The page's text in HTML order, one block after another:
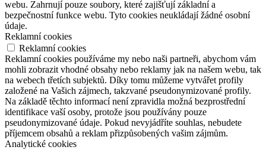
webu. Zahrnují pouze soubory, které zajišťují základní a
bezpečnostní funkce webu. Tyto cookies neukládají žádné osobní
údaje.
Reklamní cookies
Reklamní cookies
Reklamní cookies používáme my nebo naši partneři, abychom vám
mohli zobrazit vhodné obsahy nebo reklamy jak na našem webu, tak
na webech třetích subjektů. Díky tomu můžeme vytvářet profily
založené na Vašich zájmech, takzvané pseudonymizované profily.
Na základě těchto informací není zpravidla možná bezprostřední
identifikace vaší osoby, protože jsou používány pouze
pseudonymizované údaje. Pokud nevyjádříte souhlas, nebudete
příjemcem obsahů a reklam přizpůsobených vašim zájmům.
Analytické cookies